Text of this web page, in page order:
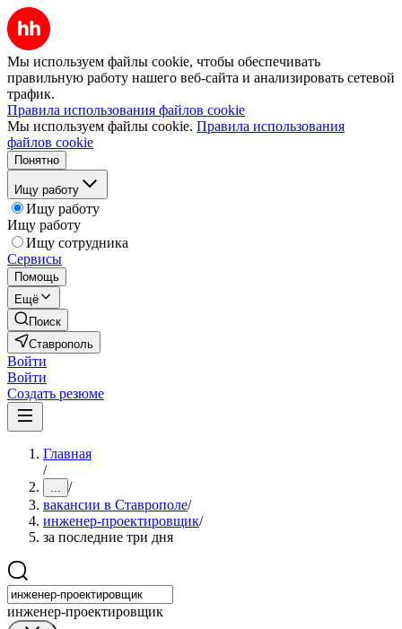
Мы используем файлы cookie, чтобы обеспечивать
правильную работу нашего веб-сайта и анализировать сетевой
трафик.
Правила использования файлов cookie
Мы используем файлы cookie. Правила использования
файлов cookie
Понятно
Ищу работу
Ищу работу
Ищу работу
Ищу сотрудника
Сервисы
Помощь
Ещё
Поиск
Ставрополь
Войти
Войти
Создать резюме
Главная
/
... /
вакансии в Ставрополе/
инженер-проектировщик/
за последние три дня
инженер-проектировщик